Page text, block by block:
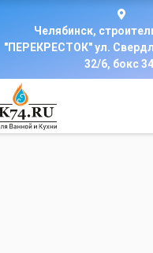
Челябинск,
"ПЕРЕКРЕСТОК" ул.
32/6, бокс